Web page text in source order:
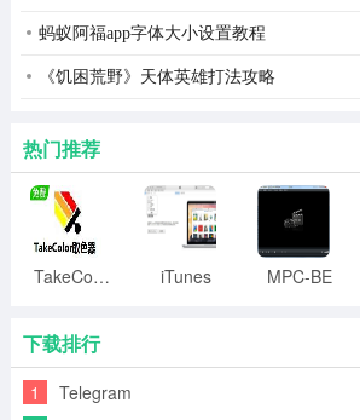
蚂蚁阿福app字体大小设置教程
《饥困荒野》天体英雄打法攻略
热门推荐
TakeColor取色器 iTunes MPC-BE
下载排行
1 Telegram